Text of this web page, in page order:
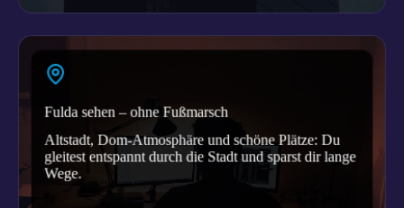
Fulda sehen – ohne Fußmarsch
Altstadt, Dom-Atmosphäre und schöne Plätze: Du
gleitest entspannt durch die Stadt und sparst dir lange
Wege.